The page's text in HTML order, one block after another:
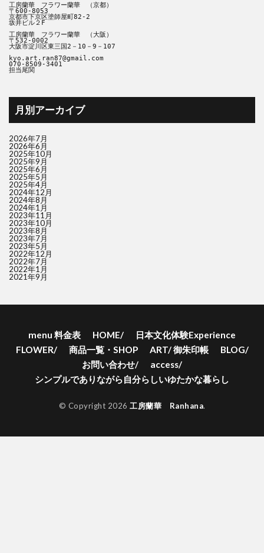
工房蘭華　フラワー蘭華　（京都）
〒600-8053
京都市下京区塗師屋町82‐2
坂井ビル２F
工房蘭華　フラワー蘭華　（大阪）
〒532-0002
大阪市淀川区東三国2－10－9－107
kyo.art.ran87@gmail.com
070-8509-3401
担当尾関
月別アーカイブ
2026年7月
2026年6月
2025年10月
2025年9月
2025年6月
2025年5月
2025年4月
2024年12月
2024年8月
2024年1月
2023年11月
2023年10月
2023年8月
2023年7月
2023年5月
2022年12月
2022年7月
2022年1月
2021年9月
menu 料金表 HOME/
日本文化体験Experience
FLOWER/
商品一覧・SHOP ART/ 御朱印帳
BLOG/
お問い合わせ/
access/
シンプルでありながら自分らしいゆたかな暮らし
© Copyright 2026 工房蘭華 Ranhana.